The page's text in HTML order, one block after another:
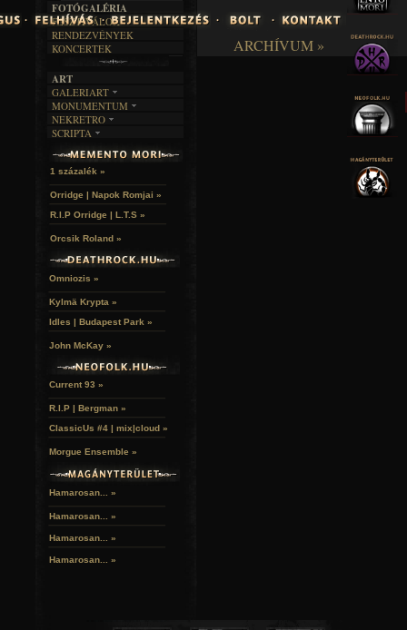
ARCHÍVUM »
FOTÓGALÉRIA
FESZTIVÁLOK
RENDEZVÉNYEK
KONCERTEK
ART
GALERIART
ARTGALERI
KÉPREGÉNYEK
LAKÁSKULTS
MONUMENTUM
TEMETŐK
TEMPLOMOK
VÁRAK
HELYEK
NEKRETRO
SZUBKULT
FEKETE LYUK
RELIKVIÁK
SCRIPTA
NOVELLÁK
VERSEK
1 százalék »
Orridge | Napok Romjai »
R.I.P Orridge | L.T.S »
Orcsik Roland »
Omniozis »
Kylmä Krypta »
Idles | Budapest Park »
John McKay »
Current 93 »
R.I.P | Bergman »
ClassicUs #4 | mix|cloud »
Morgue Ensemble »
Hamarosan... »
Hamarosan... »
Hamarosan... »
Hamarosan... »